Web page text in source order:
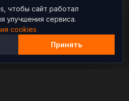
чтобы сайт работал
улучшения сервиса.
cookies
Принять